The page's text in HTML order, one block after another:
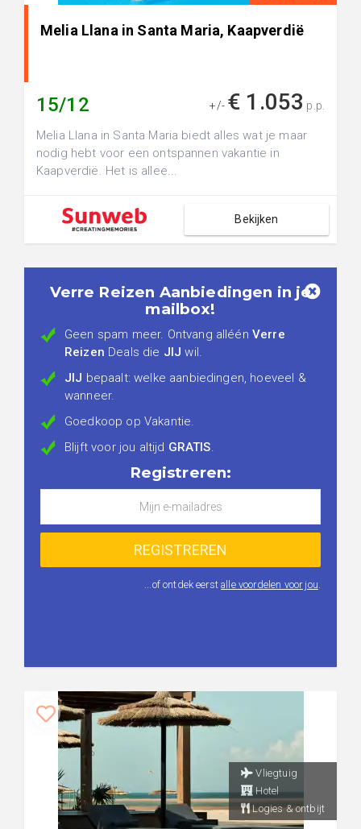
Melia Llana in Santa Maria, Kaapverdië
15/12 +/- € 1.053 p.p.
Melia Llana in Santa Maria biedt alles wat je maar
nodig hebt voor een ontspannen vakantie in
Kaapverdië. Het is allee...
Bekijken
Verre Reizen Aanbiedingen in je
mailbox!
Geen spam meer. Ontvang alléén Verre
Reizen Deals die JIJ wil.
JIJ bepaalt: welke aanbiedingen, hoeveel &
wanneer.
Goedkoop op Vakantie.
Blijft voor jou altijd GRATIS.
Registreren:
...of ontdek eerstalle voordelen voor jou.
Vliegtuig
Hotel
Logies & ontbijt